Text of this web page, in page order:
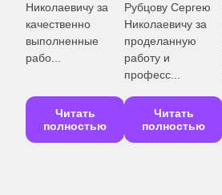
Рубцову Сергею
Николаевичу за
проделанную
работу и
Читать
полностью
Рубцову Сергею
Николаевичу за
проделанную
работу и
професси...
Читать
полностью